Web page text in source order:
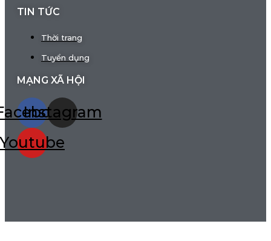
TIN TỨC
Thời trang
Tuyển dụng
MẠNG XÃ HỘI
Instagram
Youtube